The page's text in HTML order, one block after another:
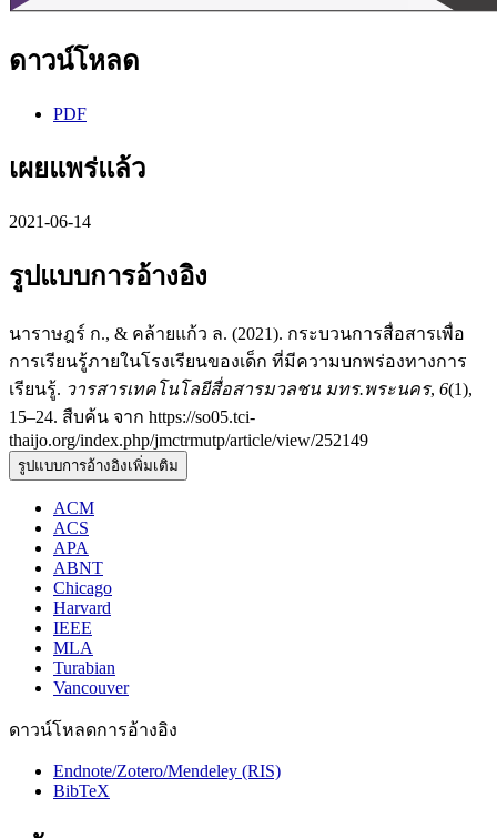
ดาวน์โหลด
PDF
เผยแพร่แล้ว
2021-06-14
รูปแบบการอ้างอิง
นาราษฎร์ ก., & คล้ายแก้ว ล. (2021). กระบวนการสื่อสารเพื่อ
การเรียนรู้ภายในโรงเรียนของเด็ก ที่มีความบกพร่องทางการ
เรียนรู้. วารสารเทคโนโลยีสื่อสารมวลชน มทร.พระนคร, 6(1),
15–24. สืบค้น จาก https://so05.tci-
thaijo.org/index.php/jmctrmutp/article/view/252149
รูปแบบการอ้างอิงเพิ่มเติม
ACM
ACS
APA
ABNT
Chicago
Harvard
IEEE
MLA
Turabian
Vancouver
ดาวน์โหลดการอ้างอิง
Endnote/Zotero/Mendeley (RIS)
BibTeX